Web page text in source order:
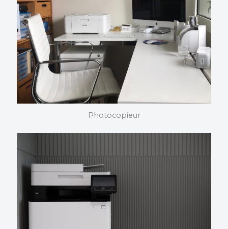
Nous choisissons et installons vos photocopieurs. Nous
maîtrisons nos produits dans les moindres détails et
pouvons vous assister quelque soit votre domaine
d’activité.
Photocopieur